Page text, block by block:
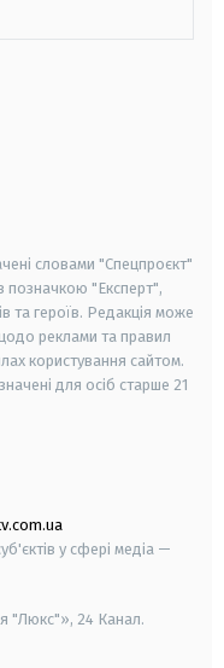
словами "Спецпроєкт"
позначкою "Експерт",
та героїв. Редакція може
реклами та правил
користування сайтом.
для осіб старше 21
у сфері медіа —
"Люкс"», 24 Канал.